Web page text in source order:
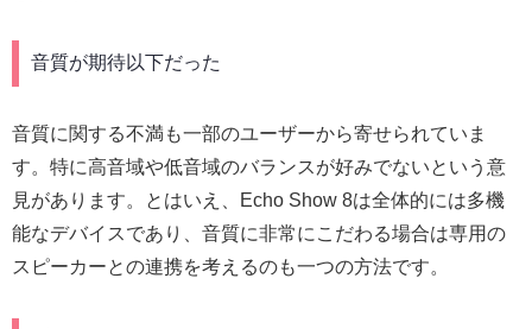
音質が期待以下だった
音質に関する不満も一部のユーザーから寄せられていま
す。特に高音域や低音域のバランスが好みでないという意
見があります。とはいえ、Echo Show 8は全体的には多機
能なデバイスであり、音質に非常にこだわる場合は専用の
スピーカーとの連携を考えるのも一つの方法です。